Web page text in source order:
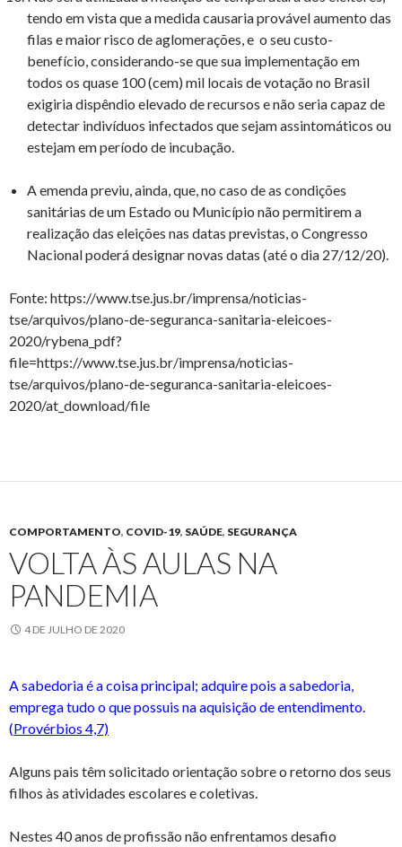
tendo em vista que a medida causaria provável aumento das
filas e maior risco de aglomerações, e o seu custo-
benefício, considerando-se que sua implementação em
todos os quase 100 (cem) mil locais de votação no Brasil
exigiria dispêndio elevado de recursos e não seria capaz de
detectar indivíduos infectados que sejam assintomáticos ou
estejam em período de incubação.
A emenda previu, ainda, que, no caso de as condições
sanitárias de um Estado ou Município não permitirem a
realização das eleições nas datas previstas, o Congresso
Nacional poderá designar novas datas (até o dia 27/12/20).
Fonte: https://www.tse.jus.br/imprensa/noticias-
tse/arquivos/plano-de-seguranca-sanitaria-eleicoes-
2020/rybena_pdf?
file=https://www.tse.jus.br/imprensa/noticias-
tse/arquivos/plano-de-seguranca-sanitaria-eleicoes-
2020/at_download/file
COMPORTAMENTO, COVID-19, SAÚDE, SEGURANÇA
VOLTA ÀS AULAS NA
PANDEMIA
4 DE JULHO DE 2020
A sabedoria é a coisa principal; adquire pois a sabedoria,
emprega tudo o que possuis na aquisição de entendimento.
(Provérbios 4,7)
Alguns pais têm solicitado orientação sobre o retorno dos seus
filhos às atividades escolares e coletivas.
Nestes 40 anos de profissão não enfrentamos desafio